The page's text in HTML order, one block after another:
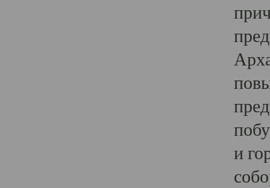
и